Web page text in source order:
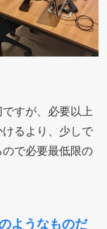
すが、 必要以上
るより、少しで
で必要最低限の
ようなものだ